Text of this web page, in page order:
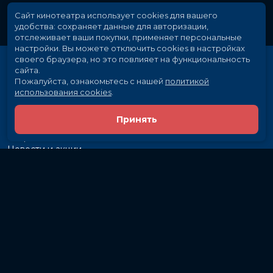
Скоро в кино
Новости и акции
Сайт кинотеатра использует cookies для вашего
удобства: сохраняет данные для авторизации,
отслеживает ваши покупки, применяет персональные
настройки. Вы можете отключить cookies в настройках
своего браузера, но это повлияет на функциональность
сайта.
Пожалуйста, ознакомьтесь с нашей политикой
использования cookies
Принять